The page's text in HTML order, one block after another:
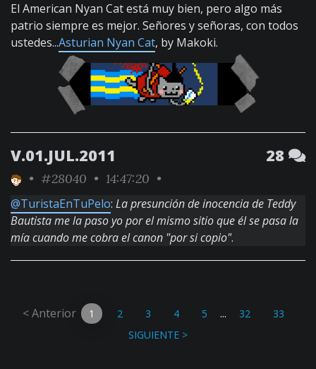
El American Nyan Cat está muy bien, pero algo más
patrio siempre es mejor. Señores y señoras, con todos
ustedes...Asturian Nyan Cat, by Makoki.
V.01.JUL.2011 28
• #28040 • 14:47:20 •
@TuristaEnTuPelo: La presunción de inocencia de Teddy
Bautista me la paso yo por el mismo sitio que él se pasa la
mía cuando me cobra el canon "por si copio".
< Anterior 1 2 3 4 5 ... 32
33
SIGUIENTE >